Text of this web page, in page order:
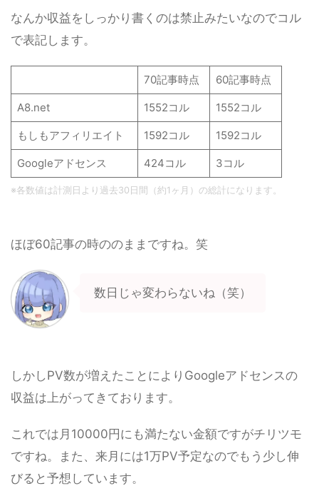
なんか収益をしっかり書くのは禁止みたいなのでコル
で表記します。
70記事時点 60記事時点
A8.net 1552コル 1552コル
もしもアフィリエイト 1592コル 1592コル
Googleアドセンス 424コル 3コル
※各数値は計測日より過去30日間（約1ヶ月）の総計になります。
ほぼ60記事の時ののままですね。笑
数日じゃ変わらないね（笑）
しかしPV数が増えたことによりGoogleアドセンスの
収益は上がってきております。
これでは月10000円にも満たない金額ですがチリツモ
ですね。また、来月には1万PV予定なのでもう少し伸
びると予想しています。